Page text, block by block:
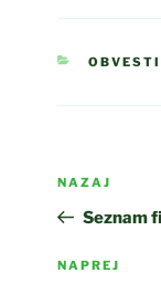
Navigacija
Prejšnji
prispevek
NAZAJ
Seznam
Naslednji
NAPREJ